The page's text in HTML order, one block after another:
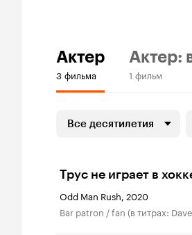
Актер
3 фильма
Актер:
1 фильм
Все десятилетия
Трус не играет в
Odd Man Rush, 2020
Bar patron / fan (в титрах: